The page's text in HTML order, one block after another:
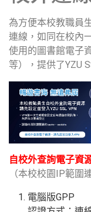
為方便本校教職員
連線，如同在校內
使用的圖書館電子
等），提供了YZU
自校外查詢電子資
（本校校園IP範圍
電腦版GPP